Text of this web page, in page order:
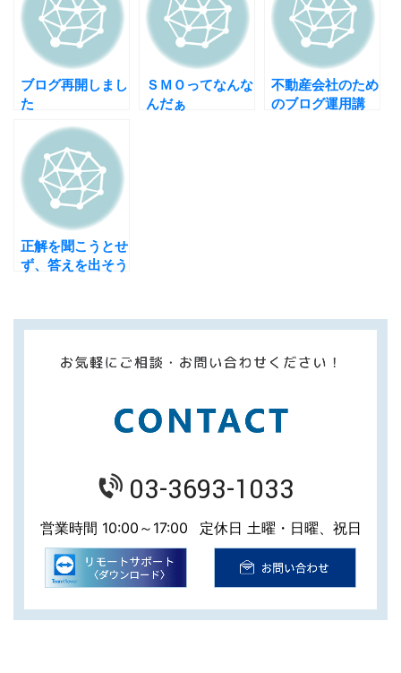
ブログ再開しまし
た
ＳＭＯってなんな
んだぁ
不動産会社のため
のブログ運用講
正解を聞こうとせ
ず、答えを出そう
03-3693-1033
営業時間 10:00～17:00 定休日 土曜・日曜、祝日